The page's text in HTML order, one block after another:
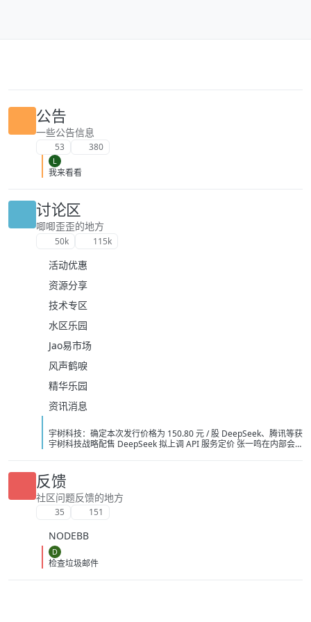
公告
一些公告信息
53 380
L
我来看看
讨论区
唧唧歪歪的地方
50k 115k
活动优惠
资源分享
技术专区
水区乐园
Jao易市场
风声鹤唳
精华乐园
资讯消息
宇树科技：确定本次发行价格为 150.80 元 / 股 DeepSeek、腾讯等获
宇树科技战略配售 DeepSeek 拟上调 API 服务定价 张一鸣在内部会
OpenAI 要求法官驳回苹果指控其窃取商业秘密的诉讼 阿里云：视频
生成模型 Wan3.0 开启公测 中国 AI 原生 App 用户量 Top 10：豆包
3.82 亿月活断层第一 广州住房商贷利率最低可至 2.7%
反馈
社区问题反馈的地方
35 151
NODEBB
D
检查垃圾邮件